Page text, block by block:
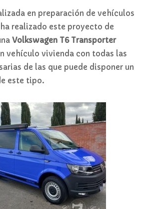
en preparación de vehículos
ha realizado este proyecto de
Volkswagen T6 Transporter
vehículo vivienda con todas las
de las que puede disponer un
este tipo.